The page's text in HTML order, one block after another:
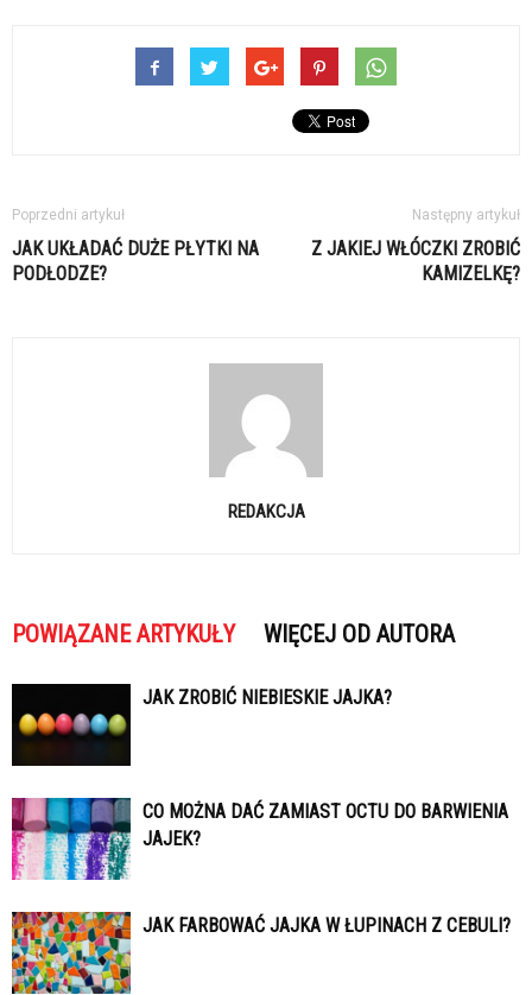
Poprzedni artykuł
JAK UKŁADAĆ DUŻE PŁYTKI NA
PODŁODZE?
Następny artykuł
Z JAKIEJ WŁÓCZKI ZROBIĆ
KAMIZELKĘ?
REDAKCJA
POWIĄZANE ARTYKUŁY WIĘCEJ OD AUTORA
JAK ZROBIĆ NIEBIESKIE JAJKA?
CO MOŻNA DAĆ ZAMIAST OCTU DO BARWIENIA
JAJEK?
JAK FARBOWAĆ JAJKA W ŁUPINACH Z CEBULI?